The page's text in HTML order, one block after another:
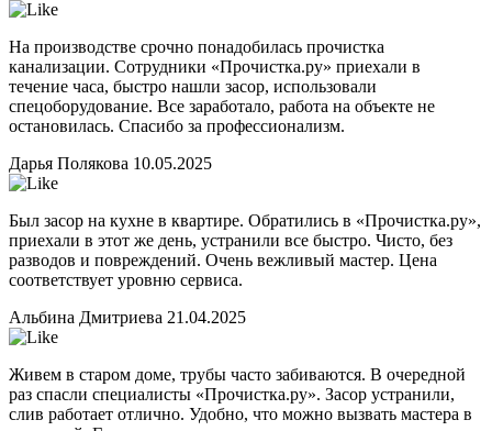
На производстве срочно понадобилась прочистка
канализации. Сотрудники «Прочистка.ру» приехали в
течение часа, быстро нашли засор, использовали
спецоборудование. Все заработало, работа на объекте не
остановилась. Спасибо за профессионализм.
Дарья Полякова 10.05.2025
Был засор на кухне в квартире. Обратились в «Прочистка.ру»,
приехали в этот же день, устранили все быстро. Чисто, без
разводов и повреждений. Очень вежливый мастер. Цена
соответствует уровню сервиса.
Альбина Дмитриева 21.04.2025
Живем в старом доме, трубы часто забиваются. В очередной
раз спасли специалисты «Прочистка.ру». Засор устранили,
слив работает отлично. Удобно, что можно вызвать мастера в